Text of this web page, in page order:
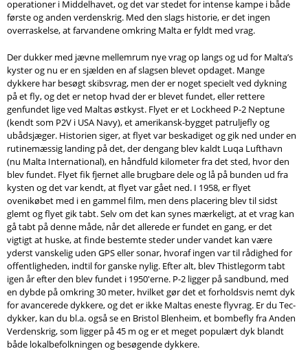
operationer i Middelhavet, og det var stedet for intense kampe i både
første og anden verdenskrig. Med den slags historie, er det ingen
overraskelse, at farvandene omkring Malta er fyldt med vrag.
Der dukker med jævne mellemrum nye vrag op langs og ud for Malta’s
kyster og nu er en sjælden en af slagsen blevet opdaget. Mange
dykkere har besøgt skibsvrag, men der er noget specielt ved dykning
på et fly, og det er netop hvad der er blevet fundet, eller rettere
genfundet lige ved Maltas østkyst. Flyet er et Lockheed P-2 Neptune
(kendt som P2V i USA Navy), et amerikansk-bygget patruljefly og
ubådsjæger. Historien siger, at flyet var beskadiget og gik ned under en
rutinemæssig landing på det, der dengang blev kaldt Luqa Lufthavn
(nu Malta International), en håndfuld kilometer fra det sted, hvor den
blev fundet. Flyet fik fjernet alle brugbare dele og lå på bunden ud fra
kysten og det var kendt, at flyet var gået ned. I 1958, er flyet
ovenikøbet med i en gammel film, men dens placering blev til sidst
glemt og flyet gik tabt. Selv om det kan synes mærkeligt, at et vrag kan
gå tabt på denne måde, når det allerede er fundet en gang, er det
vigtigt at huske, at finde bestemte steder under vandet kan være
yderst vanskelig uden GPS eller sonar, hvoraf ingen var til rådighed for
offentligheden, indtil for ganske nylig. Efter alt, blev Thistlegorm tabt
igen år efter den blev fundet i 1950'erne. P-2 ligger på sandbund, med
en dybde på omkring 30 meter, hvilket gør det et forholdsvis nemt dyk
for avancerede dykkere, og det er ikke Maltas eneste flyvrag. Er du Tec-
dykker, kan du bl.a. også se en Bristol Blenheim, et bombefly fra Anden
Verdenskrig, som ligger på 45 m og er et meget populært dyk blandt
både lokalbefolkningen og besøgende dykkere.